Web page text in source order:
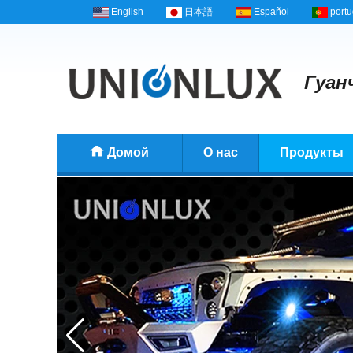
English 日本語 Español
Домой О нас Продукты